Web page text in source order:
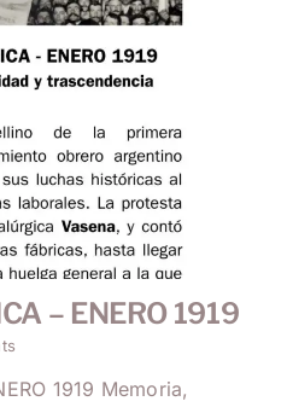
– ENERO 1919
1919 Memoria,